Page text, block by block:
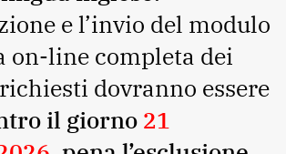
e l’invio del modulo
on-line completa dei
dovranno essere
il giorno 21